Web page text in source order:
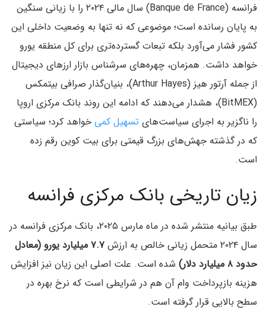
فرانسه (Banque de France) سال مالی ۲۰۲۴ را با زیانی سنگین
به پایان رسانده است؛ موضوعی که نه تنها به وضعیت داخلی این
کشور فشار می‌آورد بلکه تبعات گسترده‌تری برای کل منطقه یورو
خواهد داشت. همزمان، چهره‌های سرشناس بازار ارزهای دیجیتال
از جمله آرتور هیز (Arthur Hayes)، بنیان‌گذار صرافی بیتمکس
(BitMEX)، هشدار می‌دهند که ادامه این روند بانک مرکزی اروپا
را ناگزیر به اجرای سیاست‌های تسهیل کمی خواهد کرد؛ سیاستی
که در گذشته جهش‌های بزرگ قیمتی برای بیت کوین رقم زده
است.
زیان تاریخی بانک مرکزی فرانسه
طبق بیانیه منتشر شده در ماه مارس ۲۰۲۵، بانک مرکزی فرانسه در
سال ۲۰۲۴ متحمل زیانی خالص به ارزش
۷.۷ میلیارد یورو (معادل
حدود ۸ میلیارد دلار)
شده است. علت اصلی این زیان نیز افزایش
هزینه بازپرداخت وام آن هم در شرایطی است که نرخ بهره در
سطح بالایی قرار گرفته است.